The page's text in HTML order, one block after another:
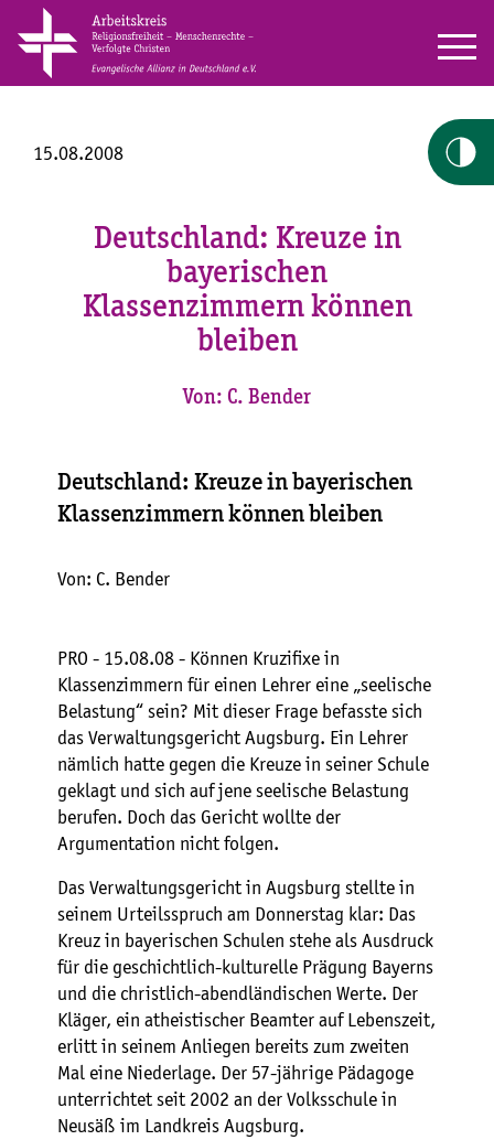
15.08.2008
Deutschland: Kreuze in
bayerischen
Klassenzimmern können
bleiben
Von: C. Bender
Deutschland: Kreuze in bayerischen
Klassenzimmern können bleiben
Von: C. Bender
PRO - 15.08.08 - Können Kruzifixe in
Klassenzimmern für einen Lehrer eine „seelische
Belastung“ sein? Mit dieser Frage befasste sich
das Verwaltungsgericht Augsburg. Ein Lehrer
nämlich hatte gegen die Kreuze in seiner Schule
geklagt und sich auf jene seelische Belastung
berufen. Doch das Gericht wollte der
Argumentation nicht folgen.
Das Verwaltungsgericht in Augsburg stellte in
seinem Urteilsspruch am Donnerstag klar: Das
Kreuz in bayerischen Schulen stehe als Ausdruck
für die geschichtlich-kulturelle Prägung Bayerns
und die christlich-abendländischen Werte. Der
Kläger, ein atheistischer Beamter auf Lebenszeit,
erlitt in seinem Anliegen bereits zum zweiten
Mal eine Niederlage. Der 57-jährige Pädagoge
unterrichtet seit 2002 an der Volksschule in
Neusäß im Landkreis Augsburg.